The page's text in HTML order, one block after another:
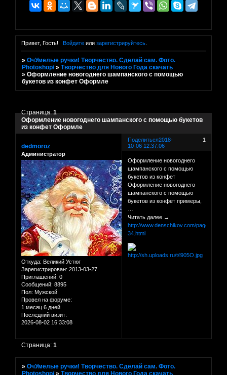
Привет, Гость! Войдитеили зарегистрируйтесь.
»ОчУмелые ручки! Творчество. Сделай сам. Фото.
Photoshop/ »Творчество для Нового Года скачать
»Оформление новогоднего шампанского с помощью
букетов из конфет Оформле
Оформление новогоднего шампанского с помощью букетов
из конфет Оформле
Страница:1
Поделиться 1
2018-
10-06 12:37:06
dedmoroz
Администратор
Откуда: Великий Устюг
Зарегистрирован: 2013-03-27
Приглашений: 0
Сообщений: 8895
Пол: Мужской
Провел на форуме:
1 месяц 6 дней
Последний визит:
2026-08-02 16:33:08
Оформление новогоднего
шампанского с помощью
букетов из конфет
Оформление новогоднего
шампанского с помощью
букетов из конфет примеры,
Читать далее →
http://www.denschikov.com/page-
34.html
Страница:1
»ОчУмелые ручки! Творчество. Сделай сам. Фото.
Photoshop/ »Творчество для Нового Года скачать